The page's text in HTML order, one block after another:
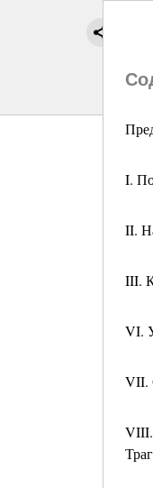
I.
II.
III.
VI.
VII.
VIII.